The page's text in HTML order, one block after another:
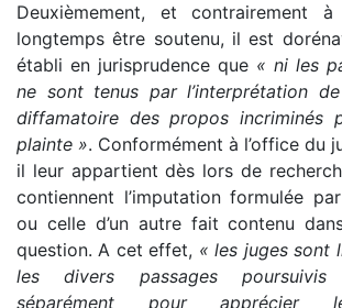
Deuxièmement, et contrairement
longtemps être soutenu, il est
établi en jurisprudence que « ni les
ne sont tenus par l’interprétation
diffamatoire des propos incriminés
plainte ». Conformément à l’office du
il leur appartient dès lors de
contiennent l’imputation formulée
ou celle d’un autre fait contenu
question. A cet effet, « les juges sont
les divers passages poursuivis
séparément pour apprécier